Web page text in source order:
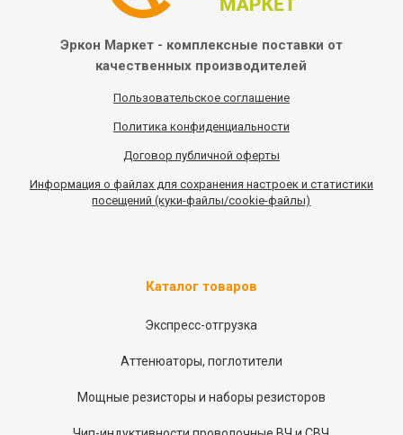
Эркон Маркет - комплексные поставки от
качественных производителей
Пользовательское соглашение
Политика конфиденциальности
Договор публичной оферты
Информация о файлах для сохранения настроек и статистики
посещений (куки-файлы/cookie-файлы)
Каталог товаров
Экспресс-отгрузка
Аттенюаторы, поглотители
Мощные резисторы и наборы резисторов